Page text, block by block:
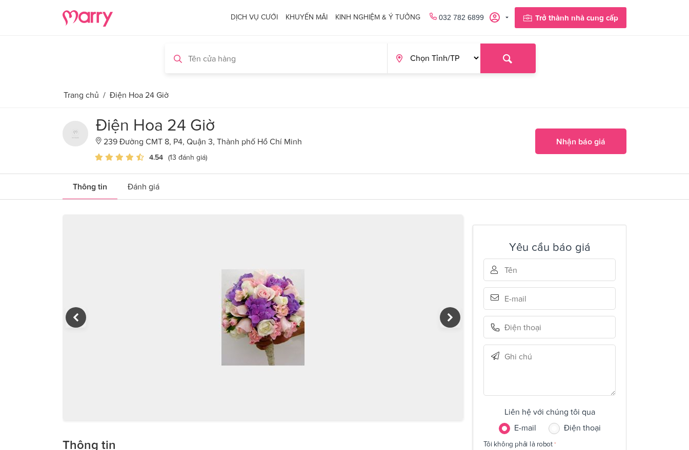
Trở thành nhà cung cấp
032 782 6899
DỊCH VỤ CƯỚI KHUYẾN MÃI KINH NGHIỆM & Ý TƯỞNG
Trang chủ / Điện Hoa 24 Giờ
Điện Hoa 24 Giờ
239 Đường CMT 8, P4, Quận 3, Thành phố Hồ Chí Minh
4.54 (13 đánh giá)
Nhận báo giá
Thông tin Đánh giá
Thông tin
Yêu cầu báo giá
Liên hệ với chúng tôi qua
E-mail
Điện thoại
Tôi không phải là robot